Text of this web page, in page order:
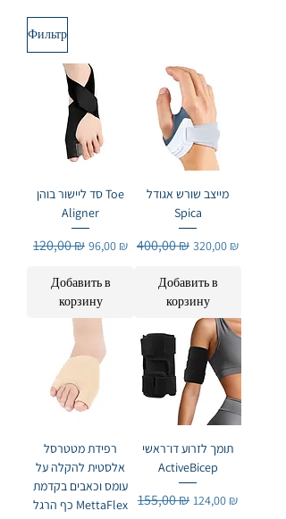
Фильтр
סד ליישור בוהן Toe
Aligner
Обычная цена
120,00 ₪ Цена со скидкой
96,00 ₪
Добавить в
корзину
מייצב שורש אגודל
Spica
Обычная цена
400,00 ₪ Цена со скидкой
320,00 ₪
Добавить в
корзину
רפידת מטטרסל
אלסטית להקלה על
עומס וכאבים בקדמת
כף הרגל MettaFlex
תומך לזרוע דו־ראשי
ActiveBicep
Обычная цена
155,00 ₪ Цена со скидкой
124,00 ₪